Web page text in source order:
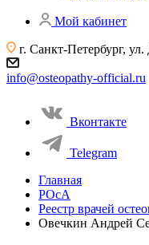
Мой кабинет
г. Санкт-Петербург, ул.
info@osteopathy-official.ru
Вконтакте
Telegram
Главная
РОсА
Реестр врачей
Овечкин Андрей